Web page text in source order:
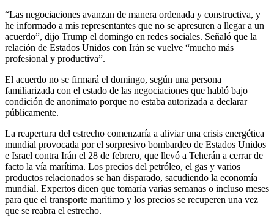
“Las negociaciones avanzan de manera ordenada y constructiva, y
he informado a mis representantes que no se apresuren a llegar a un
acuerdo”, dijo Trump el domingo en redes sociales. Señaló que la
relación de Estados Unidos con Irán se vuelve “mucho más
profesional y productiva”.
El acuerdo no se firmará el domingo, según una persona
familiarizada con el estado de las negociaciones que habló bajo
condición de anonimato porque no estaba autorizada a declarar
públicamente.
La reapertura del estrecho comenzaría a aliviar una crisis energética
mundial provocada por el sorpresivo bombardeo de Estados Unidos
e Israel contra Irán el 28 de febrero, que llevó a Teherán a cerrar de
facto la vía marítima. Los precios del petróleo, el gas y varios
productos relacionados se han disparado, sacudiendo la economía
mundial. Expertos dicen que tomaría varias semanas o incluso meses
para que el transporte marítimo y los precios se recuperen una vez
que se reabra el estrecho.